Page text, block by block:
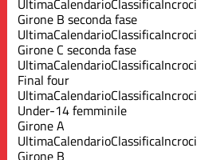
Girone B seconda fase
UltimaCalendarioClassificaIncroci
Girone C seconda fase
UltimaCalendarioClassificaIncroci
Final four
UltimaCalendarioClassificaIncroci
Under-14 femminile
Girone A
UltimaCalendarioClassificaIncroci
Girone B